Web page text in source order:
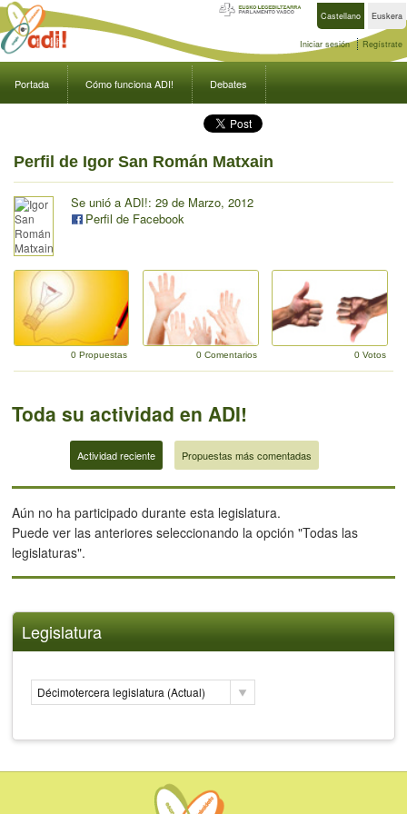
Castellano Euskera
Iniciar sesión Regístrate
Portada Cómo funciona ADI! Debates
Perfil de Igor San Román Matxain
Se unió a ADI!: 29 de Marzo, 2012
Perfil de Facebook
0 Propuestas 0 Comentarios 0 Votos
Toda su actividad en ADI!
Actividad reciente Propuestas más comentadas
Aún no ha participado durante esta legislatura.
Puede ver las anteriores seleccionando la opción "Todas las
legislaturas".
Legislatura
Décimotercera legislatura (Actual)